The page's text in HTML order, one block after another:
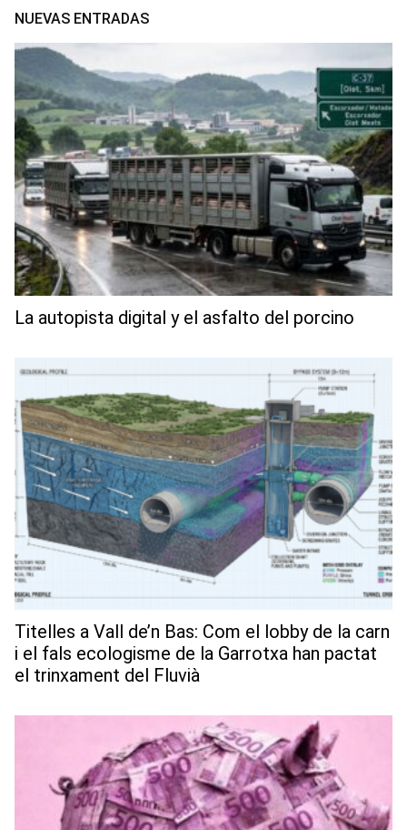
NUEVAS ENTRADAS
La autopista digital y el asfalto del porcino
Titelles a Vall de’n Bas: Com el lobby de la carn
i el fals ecologisme de la Garrotxa han pactat
el trinxament del Fluvià